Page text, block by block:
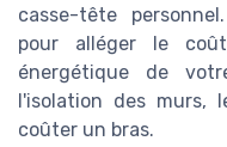
casse-tête
pour alléger le
énergétique de
l'isolation des murs,
coûter un bras.